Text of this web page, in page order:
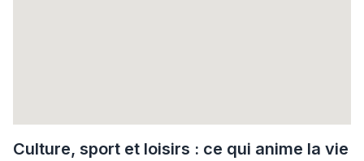
Culture, sport et loisirs : ce qui anime la vie